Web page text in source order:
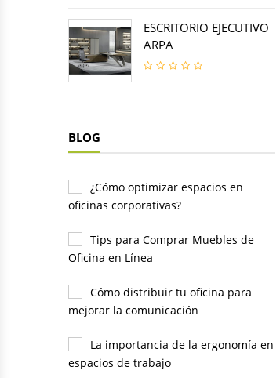
ESCRITORIO EJECUTIVO
ARPA
BLOG
¿Cómo optimizar espacios en
oficinas corporativas?
Tips para Comprar Muebles de
Oficina en Línea
Cómo distribuir tu oficina para
mejorar la comunicación
La importancia de la ergonomía en
espacios de trabajo